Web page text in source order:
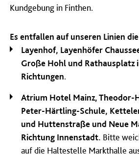
Kundgebung in Finthen.
Es entfallen auf unseren Linien
Layenhof, Layenhöfer
Große Hohl und Rathausplatz
Richtungen.
Atrium Hotel Mainz, Theodor-
Peter-Härtling-Schule,
und Huttenstraße und Neue
Richtung Innenstadt. Bitte
auf die Haltestelle Markthalle